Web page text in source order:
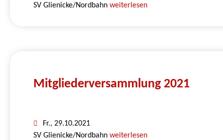
SV Glienicke/Nordbahnweiterlesen
Mitgliederversammlung 2021
Fr., 29.10.2021
SV Glienicke/Nordbahnweiterlesen